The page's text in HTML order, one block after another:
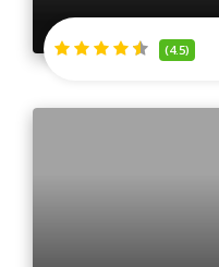
(4.5)